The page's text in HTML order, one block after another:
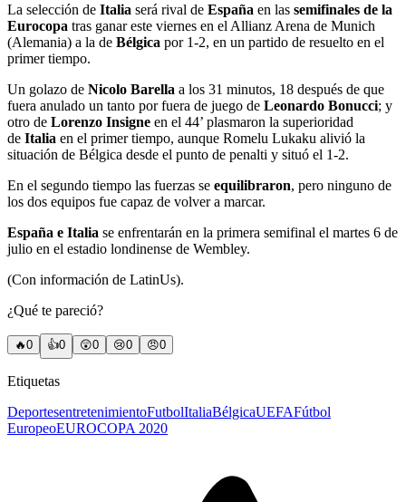
La selección de Italia será rival de España en las semifinales de la
Eurocopa tras ganar este viernes en el Allianz Arena de Munich
(Alemania) a la de Bélgica por 1-2, en un partido de resuelto en el
primer tiempo.
Un golazo de Nicolo Barella a los 31 minutos, 18 después de que
fuera anulado un tanto por fuera de juego de Leonardo Bonucci; y
otro de Lorenzo Insigne en el 44’ plasmaron la superioridad
de Italia en el primer tiempo, aunque Romelu Lukaku alivió la
situación de Bélgica desde el punto de penalti y situó el 1-2.
En el segundo tiempo las fuerzas se equilibraron, pero ninguno de
los dos equipos fue capaz de volver a marcar.
España e Italia se enfrentarán en la primera semifinal el martes 6 de
julio en el estadio londinense de Wembley.
(Con información de LatinUs).
¿Qué te pareció?
🔥0 👍0 😲0 😢0 😠0
Etiquetas
DeportesentretenimientoFutbolItaliaBélgicaUEFAFútbol
EuropeoEUROCOPA 2020